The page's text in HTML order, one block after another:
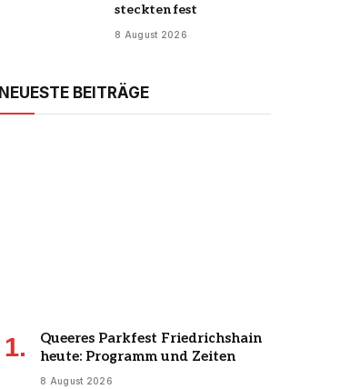
steckten fest
8 August 2026
NEUESTE BEITRÄGE
Queeres Parkfest Friedrichshain
heute: Programm und Zeiten
8 August 2026